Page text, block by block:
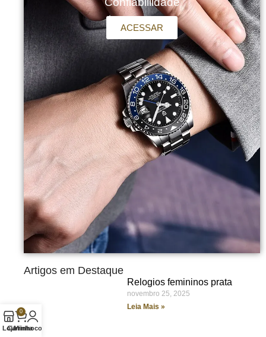
ACESSAR
Artigos em Destaque
Relogios femininos prata
novembro 25, 2025
Leia Mais »
Loja
0
Carrinho
Minha conta